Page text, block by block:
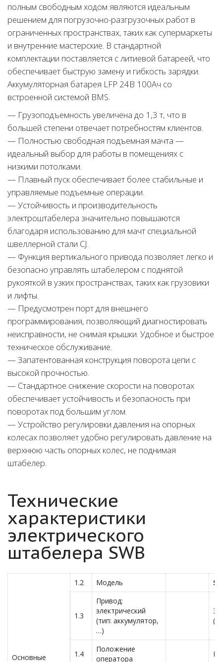
полным свободным ходом являются идеальным
решением для погрузочно-разгрузочных работ в
ограниченных пространствах, таких как супермаркеты
и внутренние мастерские. В стандартной
комплектации поставляется с литиевой батареей, что
обеспечивает быструю замену и гибкость зарядки.
Аккумуляторная батарея LFP 24В 100Ач со
встроенной системой BMS.
— Грузоподъемность увеличена до 1,3 т, что в
большей степени отвечает потребностям клиентов.
— Полностью свободная подъемная мачта —
идеальный выбор для работы в помещениях с
низкими потолками.
— Плавный пуск обеспечивает более стабильные и
управляемые подъемные операции.
— Устойчивость и производительность
электроштабелера значительно повышаются
благодаря использованию для мачт специальной
швеллерной стали CJ.
— Функция вертикального привода позволяет легко и
безопасно управлять штабелером с поднятой
рукояткой в узких пространствах, таких как грузовики
и лифты.
— Предусмотрен порт для внешнего
программирования, позволяющий диагностировать
неисправности, не снимая крышки. Удобное и быстрое
техническое обслуживание.
— Запатентованная конструкция поворота цепи с
высокой прочностью.
— Стандартное снижение скорости на поворотах
обеспечивает устойчивость и безопасность при
поворотах под большим углом.
— Устройство регулировки давления на опорных
колесах позволяет удобно регулировать давление на
верхнюю часть опорных колес, не поднимая
штабелер.
Технические
характеристики
электрического
штабелера SWB
Основные
1.2 Модель
1.3
Привод:
электрический
(тип: аккумулятор,
…)
1.4
Положение
оператора